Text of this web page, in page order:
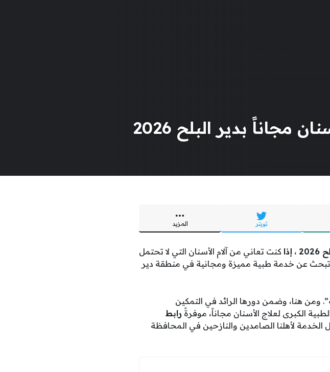
بدير البلح 2026
تويتر المزيد
، إذا كنت تعاني من آلام الأسنان التي لا تحتمل
عن خدمة طبية مميزة ومجانية في منطقة دير
ومن هنا، وضمن دورها الرائد في التمكين
الكبرى لعلاج الأسنان مجاناً، موفرةً رابط
لأهلنا الصامدين والنازحين في المحافظة